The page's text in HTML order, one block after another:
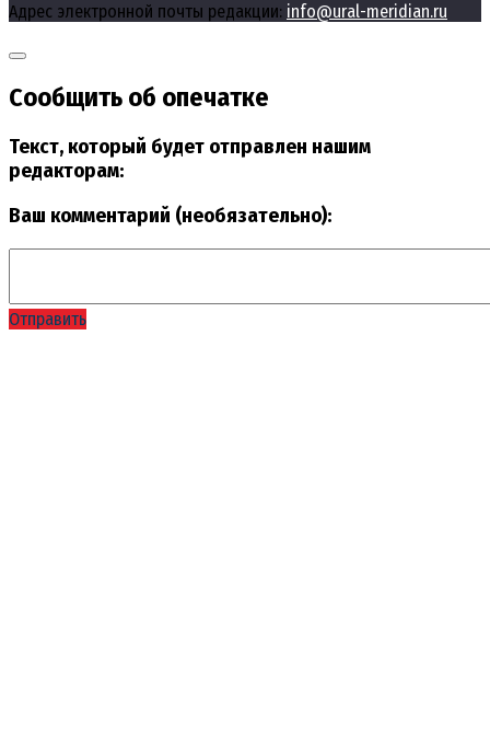
Адрес электронной почты редакции: info@ural-meridian.ru
Сообщить об опечатке
Текст, который будет отправлен нашим
редакторам:
Ваш комментарий (необязательно):
Отправить